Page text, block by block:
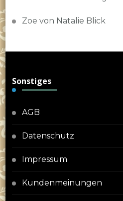
Zoe von Natalie Blick
Sonstiges
AGB
Datenschutz
Impressum
Kundenmeinungen